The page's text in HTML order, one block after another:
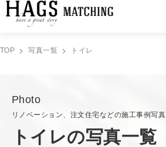
TOP 写真一覧 トイレ
Photo
リノベーション、注文住宅などの施工事例写真
トイレの写真一覧